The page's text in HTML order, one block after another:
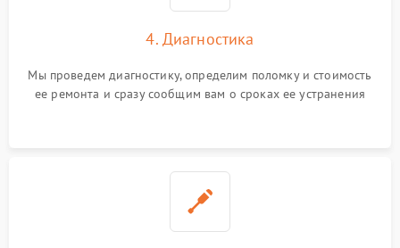
4. Диагностика
Мы проведем диагностику, определим поломку и стоимость
ее ремонта и сразу сообщим вам о сроках ее устранения